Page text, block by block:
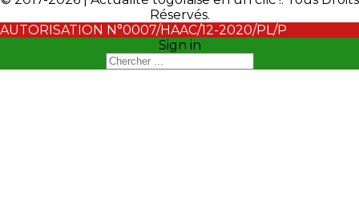
Réservés.
AUTORISATION N°0007/HAAC/12-2020/PL/P
Sign in